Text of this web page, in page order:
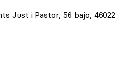
Just i Pastor, 56 bajo, 46022